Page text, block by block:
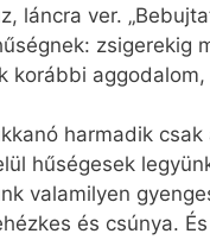
láncra ver.
zsigerekig
korábbi
harmadik
hűségesek
valamilyen
és csúnya.